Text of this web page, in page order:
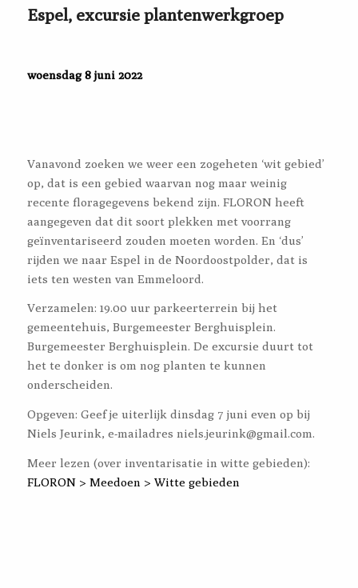
Espel, excursie plantenwerkgroep
woensdag 8 juni 2022
Vanavond zoeken we weer een zogeheten ‘wit gebied’
op, dat is een gebied waarvan nog maar weinig
recente floragegevens bekend zijn. FLORON heeft
aangegeven dat dit soort plekken met voorrang
geïnventariseerd zouden moeten worden. En ‘dus’
rijden we naar Espel in de Noordoostpolder, dat is
iets ten westen van Emmeloord.
Verzamelen: 19.00 uur parkeerterrein bij het
gemeentehuis, Burgemeester Berghuisplein.
Burgemeester Berghuisplein. De excursie duurt tot
het te donker is om nog planten te kunnen
onderscheiden.
Opgeven: Geef je uiterlijk dinsdag 7 juni even op bij
Niels Jeurink, e-mailadres niels.jeurink@gmail.com.
Meer lezen (over inventarisatie in witte gebieden):
FLORON > Meedoen > Witte gebieden